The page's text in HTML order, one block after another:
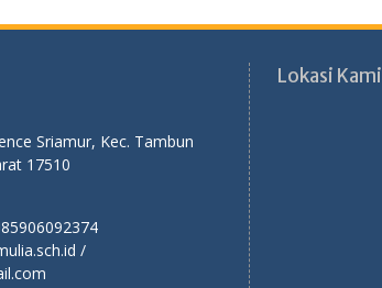
Sriamur, Kec. Tambun
17510
/
Lokasi Kami